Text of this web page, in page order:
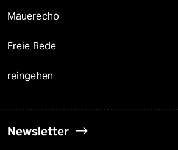
Mauerecho
Freie Rede
reingehen
Newsletter